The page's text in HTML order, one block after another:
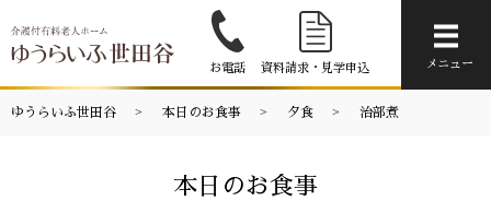
お電話 資料請求・見学申込 メニュー
ゆうらいふ世田谷 本日のお食事 夕食 治部煮
本日のお食事